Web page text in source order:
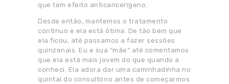
que tem efeito anticancerígeno.
Desde então, mantemos o tratamento
contínuo e ela está ótima. De tão bem que
ela ficou, até passamos a fazer sessões
quinzenais. Eu e sua “mãe” até comentamos
que ela está mais jovem do que quando a
conheci. Ela adora dar uma caminhadinha no
quintal do consultório antes de começarmos